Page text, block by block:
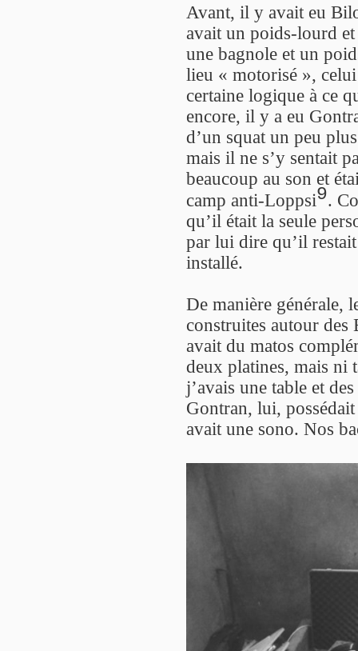
Avant, il y avait eu
avait un poids-lourd
une bagnole et un
lieu « motorisé »,
certaine logique à ce
encore, il y a eu
d’un squat un peu
mais il ne s’y sentait
beaucoup au son et
camp anti-Loppsi9.
qu’il était la seule
par lui dire qu’il
installé.
De manière générale,
construites autour
avait du matos
deux platines, mais ni
j’avais une table et
Gontran, lui,
avait une sono. Nos